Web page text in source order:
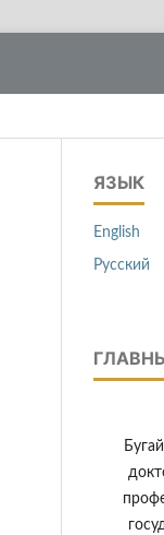
ЯЗЫК
English
Русский